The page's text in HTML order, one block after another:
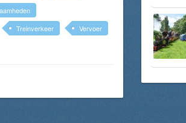
Treinverkeer
Vervoer